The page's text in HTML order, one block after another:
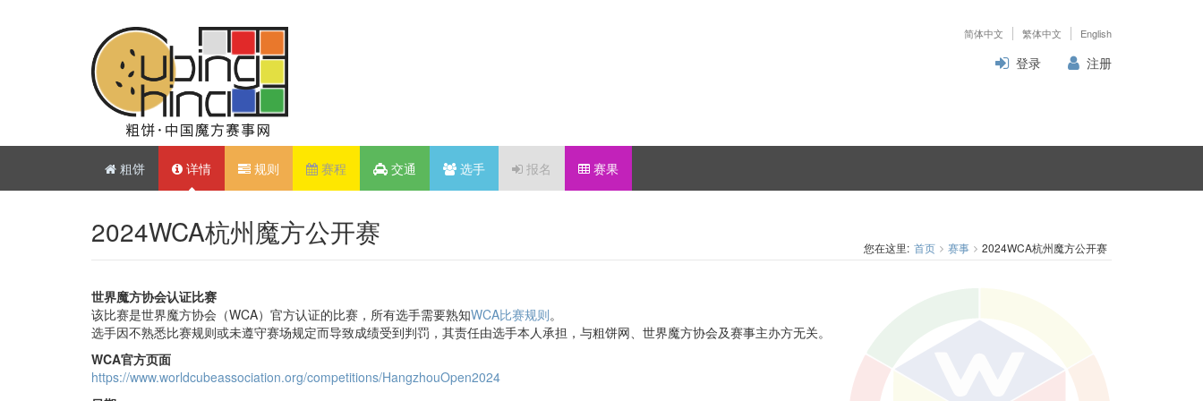
简体中文 繁体中文 English
登录 注册
粗饼 详情 规则 赛程 交通 选手 报名 赛果
2024WCA杭州魔方公开赛 您在这里: 首页 赛事 2024WCA杭州魔方公开赛
世界魔方协会认证比赛
该比赛是世界魔方协会（WCA）官方认证的比赛，所有选手需要熟知WCA比赛规则。
选手因不熟悉比赛规则或未遵守赛场规定而导致成绩受到判罚，其责任由选手本人承担，与粗饼网、世界魔方协会及赛事主办方无关。
WCA官方页面
https://www.worldcubeassociation.org/competitions/HangzhouOpen2024